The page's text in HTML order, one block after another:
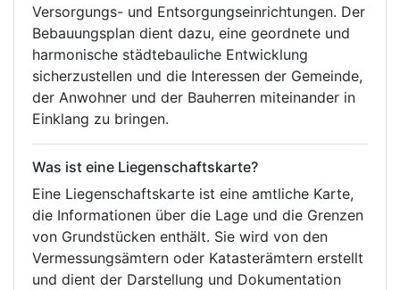
Versorgungs- und Entsorgungseinrichtungen. Der
Bebauungsplan dient dazu, eine geordnete und
harmonische städtebauliche Entwicklung
sicherzustellen und die Interessen der Gemeinde,
der Anwohner und der Bauherren miteinander in
Einklang zu bringen.
Was ist eine Liegenschaftskarte?
Eine Liegenschaftskarte ist eine amtliche Karte,
die Informationen über die Lage und die Grenzen
von Grundstücken enthält. Sie wird von den
Vermessungsämtern oder Katasterämtern erstellt
und dient der Darstellung und Dokumentation